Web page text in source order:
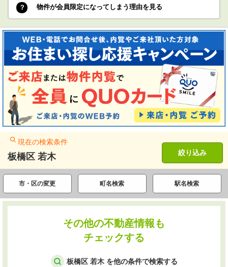
物件が会員限定になってしまう理由を見る
現在の検索条件
板橋区 若木 絞り込み
市・区の変更 町名検索 駅名検索
その他の不動産情報も
チェックする
板橋区 若木 を他の条件で検索する